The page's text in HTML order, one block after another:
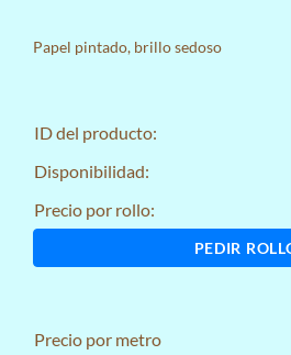
Papel pintado, brillo sedoso
ID del producto:
Disponibilidad:
Precio por rollo:
PEDIR
Precio por metro